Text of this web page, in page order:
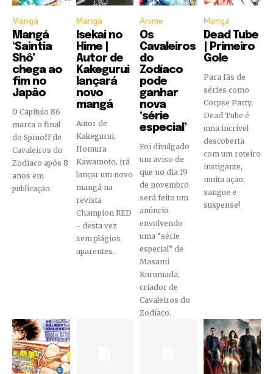
Mangá
Mangá
‘Saintia
Shô’
chega ao
fim no
Japão
O Capítulo 86
marca o final
do Spinoff de
Cavaleiros do
Zodíaco após 8
anos em
publicação.
Mangá
Isekai no
Hime |
Autor de
Kakegurui
lançará
novo
mangá
Autor de
Kakegurui,
Homura
Kawamoto, irá
lançar um novo
mangá na
revista
Champion RED
- desta vez
sem plágios
aparentes.
Anime
Os
Cavaleiros
do
Zodíaco
pode
ganhar
nova
‘série
especial’
Foi divulgado
um aviso de
que no dia 19
de novembro
será feito um
anúncio
envolvendo
uma “série
especial” de
Masami
Kurumada,
criador de
Cavaleiros do
Zodíaco.
Mangá
Dead Tube
| Primeiro
Gole
Para fãs de
séries como
Corpse Party,
Dead Tube é
uma incrível
descoberta
com um roteiro
instigante,
muita ação,
sangue e
suspense!